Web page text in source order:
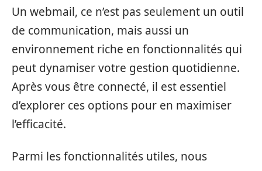
Un webmail, ce n’est pas seulement un outil
de communication, mais aussi un
environnement riche en fonctionnalités qui
peut dynamiser votre gestion quotidienne.
Après vous être connecté, il est essentiel
d’explorer ces options pour en maximiser
l’efficacité.
Parmi les fonctionnalités utiles, nous